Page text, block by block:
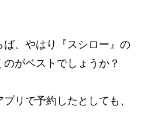
、やはり『スシロー』の
がベストでしょうか？
リで予約したとしても、